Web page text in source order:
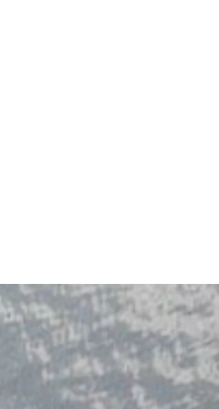
Küste und in
Auch die Produkte
genießen können.
und einer Höhe